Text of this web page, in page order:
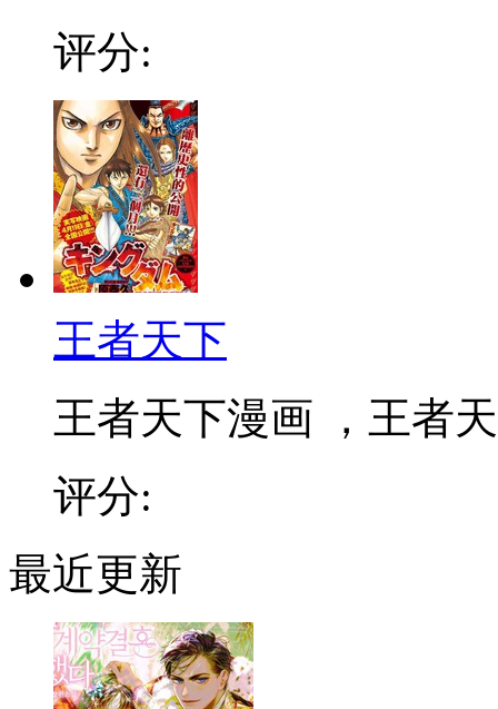
评分:
王者天下
王者天下漫画 ，王者
评分:
最近更新